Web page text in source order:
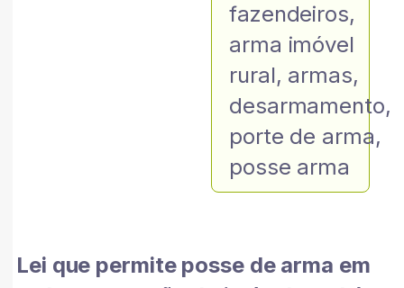
fazendeiros,
arma imóvel
rural, armas,
desarmamento,
porte de arma,
posse arma
Lei que permite posse de arma em